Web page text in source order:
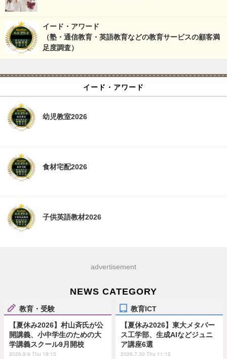
イード・アワード
（塾・通信教育・英語教育などの教育サービスの顧客満
足度調査）
イード・アワード
幼児教室2026
食材宅配2026
子供英語教材2026
advertisement
NEWS CATEGORY
教育・受験
【夏休み2026】村山斉氏が公
開講義、小中学生のための大
学講義スクール9月開校
2026.8.6 Thu 19:15
教育ICT
【夏休み2026】東大メタバー
ス工学部、生成AIなどジュニ
ア講座6選
2026.7.30 Thu 11:15